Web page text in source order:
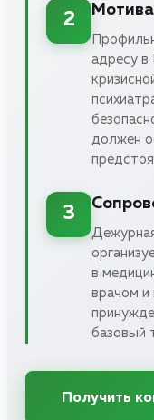
2
адресу в
должен
3
в
врачом и
базовый
Получить